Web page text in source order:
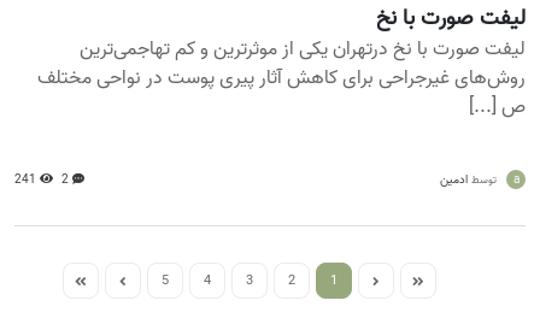
لیفت صورت با نخ
لیفت صورت با نخ درتهران یکی از موثرترین و کم تهاجمی‌ترین
روش‌های غیرجراحی برای کاهش آثار پیری پوست در نواحی مختلف
ص [...]
a توسط ادمین 2
241
1
2
3
4
5